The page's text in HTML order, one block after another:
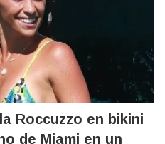
Roccuzzo en bikini
de Miami en un